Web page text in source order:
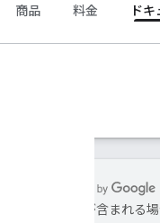
商品 料金 ド
は誤りが含まれる